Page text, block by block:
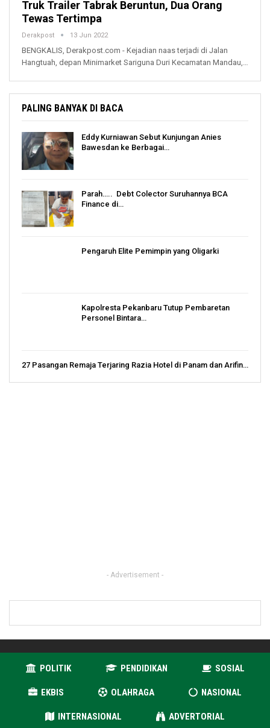
Truk Trailer Tabrak Beruntun, Dua Orang
Tewas Tertimpa
Derakpost 13 Jun 2022
BENGKALIS, Derakpost.com - Kejadian naas terjadi di Jalan
Hangtuah, depan Minimarket Sariguna Duri Kecamatan Mandau,…
PALING BANYAK DI BACA
Eddy Kurniawan Sebut Kunjungan Anies
Bawesdan ke Berbagai…
Parah….. Debt Colector Suruhannya BCA
Finance di…
Pengaruh Elite Pemimpin yang Oligarki
Kapolresta Pekanbaru Tutup Pembaretan
Personel Bintara…
27 Pasangan Remaja Terjaring Razia Hotel di Panam dan Arifin…
- Advertisement -
POLITIK PENDIDIKAN SOSIAL
EKBIS OLAHRAGA NASIONAL
INTERNASIONAL ADVERTORIAL